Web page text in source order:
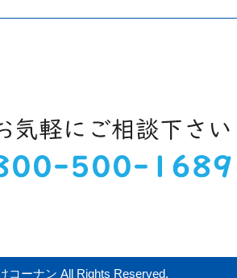
ーナン All Rights Reserved.